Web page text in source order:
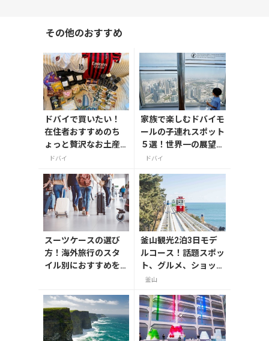
その他のおすすめ
ドバイで買いたい！
在住者おすすめのち
ょっと贅沢なお土産
＆ギフト5選【2025年
ドバイ
家族で楽しむドバイモ
ールの子連れスポット
５選！世界一の展望台
やアイススケート場を
ドバイ
スーツケースの選び
方！海外旅行のスタ
イル別におすすめを
釜山観光2泊3日モデ
ルコース！話題スポッ
ト、グルメ、ショッピ
ングを満喫
釜山